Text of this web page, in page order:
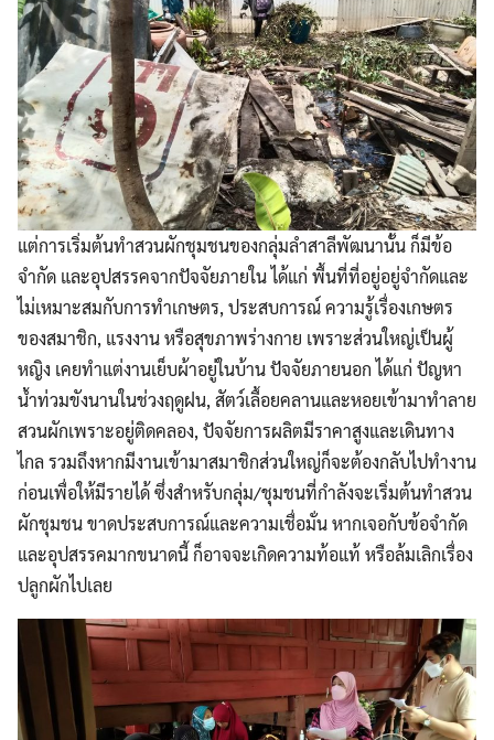
แต่การเริ่มต้นทำสวนผักชุมชนของกลุ่มลำสาลีพัฒนานั้น ก็มีข้อ
จำกัด และอุปสรรคจากปัจจัยภายใน ได้แก่ พื้นที่ที่อยู่อยู่จำกัดและ
ไม่เหมาะสมกับการทำเกษตร, ประสบการณ์ ความรู้เรื่องเกษตร
ของสมาชิก, แรงงาน หรือสุขภาพร่างกาย เพราะส่วนใหญ่เป็นผู้
หญิง เคยทำแต่งานเย็บผ้าอยู่ในบ้าน ปัจจัยภายนอก ได้แก่ ปัญหา
น้ำท่วมขังนานในช่วงฤดูฝน, สัตว์เลื้อยคลานและหอยเข้ามาทำลาย
สวนผักเพราะอยู่ติดคลอง, ปัจจัยการผลิตมีราคาสูงและเดินทาง
ไกล รวมถึงหากมีงานเข้ามาสมาชิกส่วนใหญ่ก็จะต้องกลับไปทำงาน
ก่อนเพื่อให้มีรายได้ ซึ่งสำหรับกลุ่ม/ชุมชนที่กำลังจะเริ่มต้นทำสวน
ผักชุมชน ขาดประสบการณ์และความเชื่อมั่น หากเจอกับข้อจำกัด
และอุปสรรคมากขนาดนี้ ก็อาจจะเกิดความท้อแท้ หรือล้มเลิกเรื่อง
ปลูกผักไปเลย